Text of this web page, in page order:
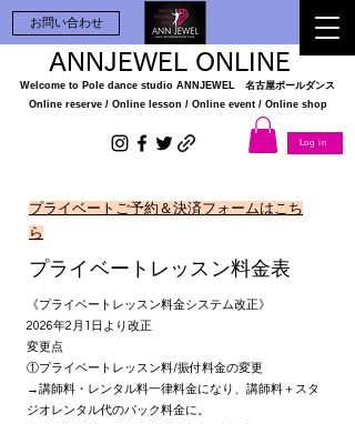
ANNJEWEL ONLINE
お問い合わせ
Welcome to Pole dance studio ANNJEWEL 名古屋ポールダンス
Online reserve / Online lesson / Online event / Online shop
Log in
プライベートご予約＆決済フォームはこち
ら
​プライベートレッスン料金表
《プライベートレッスン料金システム改正》
2026年2月1日より改正
変更点
①プライベートレッスン料/振付料金の変更
→講師料・レンタル料一律料金になり、講師料＋スタ
ジオレンタル代のパック料金に。